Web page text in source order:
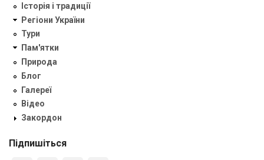
Історія і традиції
Регіони України
Тури
Пам'ятки
Природа
Блог
Галереї
Відео
Закордон
Підпишіться